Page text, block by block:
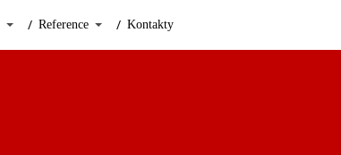
Reference Kontakty